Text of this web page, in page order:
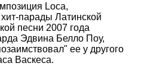
Loca,
парады Латинской
песни 2007 года
Эдвина Белло Поу,
ее у другого
Васкеса.